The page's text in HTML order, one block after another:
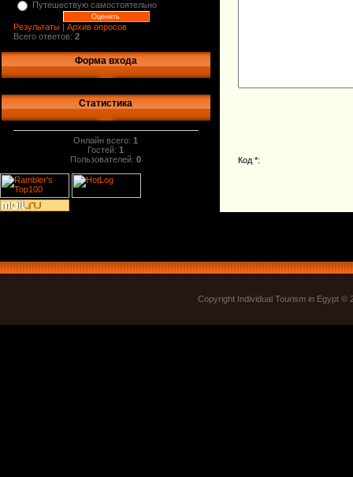
Путешествую самостоятельно
Результаты | Архив опросов
Всего ответов: 2
Форма входа
Статистика
Онлайн всего:1
Гостей:1
Пользователей:0 Код *:
Copyright Individual Tourism in Egypt ©